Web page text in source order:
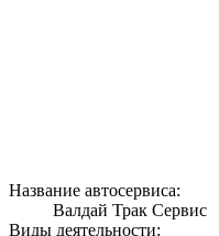
Название автосервиса:
Валдай Трак Сервис
Виды деятельности: